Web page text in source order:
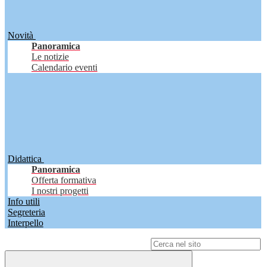
Novità
Panoramica
Le notizie
Calendario eventi
Didattica
Panoramica
Offerta formativa
I nostri progetti
Info utili
Segreteria
Interpello